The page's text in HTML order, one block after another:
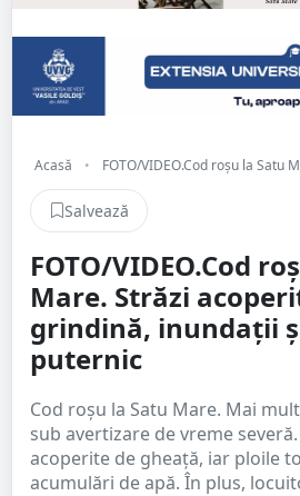
Acasă • FOTO/VIDEO.Cod roșu la Satu
Salvează
FOTO/VIDEO.Cod
Mare. Străzi
grindină, inundații
puternic
Cod roșu la Satu Mare. Mai
sub avertizare de vreme
acoperite de gheață, iar ploile
acumulări de apă. În plus,